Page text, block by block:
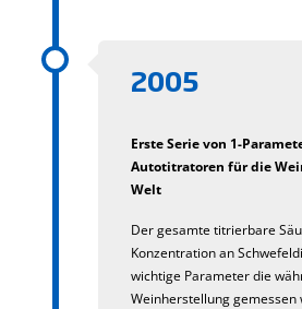
2005
Erste Serie von 1-
Autotitratoren für die
Welt
Der gesamte titrierbare
Konzentration an
wichtige Parameter die
Weinherstellung gemessen